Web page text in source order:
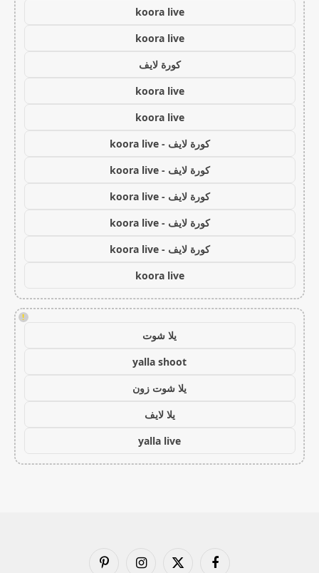
koora live
koora live
كورة لايف
koora live
koora live
كورة لايف - koora live
كورة لايف - koora live
كورة لايف - koora live
كورة لايف - koora live
كورة لايف - koora live
koora live
!
يلا شوت
yalla shoot
يلا شوت زون
يلا لايف
yalla live
فيسبوك X الانستغرامبينتيريست